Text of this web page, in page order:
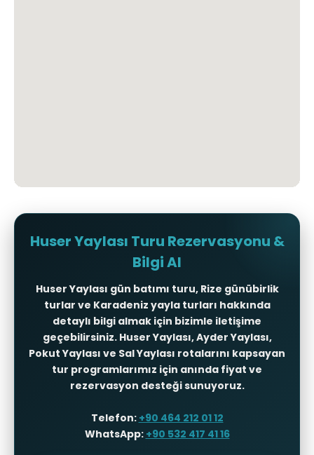
Huser Yaylası Turu Rezervasyonu &
Bilgi Al
Huser Yaylası gün batımı turu, Rize günübirlik
turlar ve Karadeniz yayla turları hakkında
detaylı bilgi almak için bizimle iletişime
geçebilirsiniz. Huser Yaylası, Ayder Yaylası,
Pokut Yaylası ve Sal Yaylası rotalarını kapsayan
tur programlarımız için anında fiyat ve
rezervasyon desteği sunuyoruz.
Telefon: +90 464 212 01 12
WhatsApp: +90 532 417 41 16